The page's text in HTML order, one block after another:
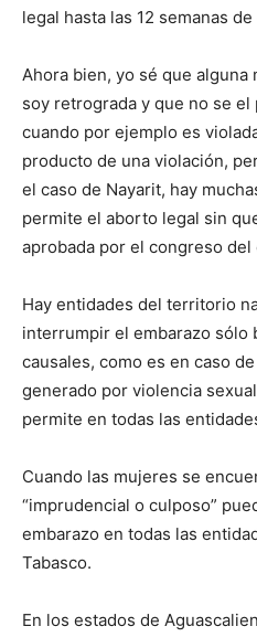
legal hasta las 12 semanas
Ahora bien, yo sé que
soy retrograda y que no se
cuando por ejemplo es
producto de una violación,
el caso de Nayarit, hay
permite el aborto legal sin
aprobada por el congreso del
Hay entidades del territorio
interrumpir el embarazo sólo
causales, como es en caso
generado por violencia
permite en todas las
Cuando las mujeres se
“imprudencial o culposo”
embarazo en todas las
Tabasco.
En los estados de